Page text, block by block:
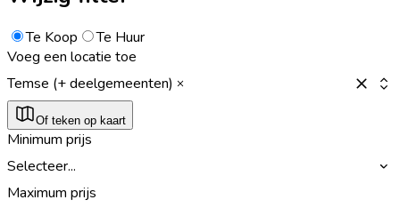
Te Koop
Te Huur
Voeg een locatie toe
Temse (+ deelgemeenten)
Of teken op kaart
Minimum prijs
Selecteer...
Maximum prijs